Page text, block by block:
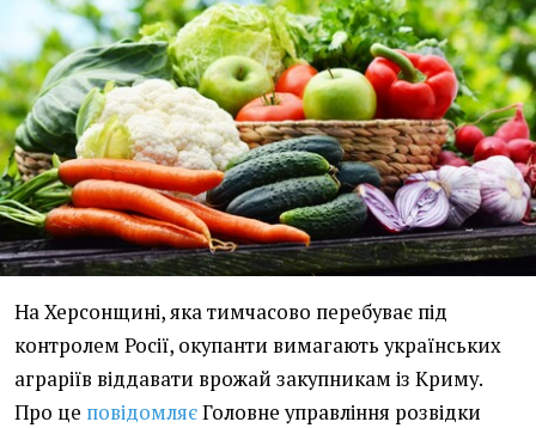
На Херсонщині, яка тимчасово перебуває під
контролем Росії, окупанти вимагають українських
аграріїв віддавати врожай закупникам із Криму.
Про це повідомляєГоловне управління розвідки